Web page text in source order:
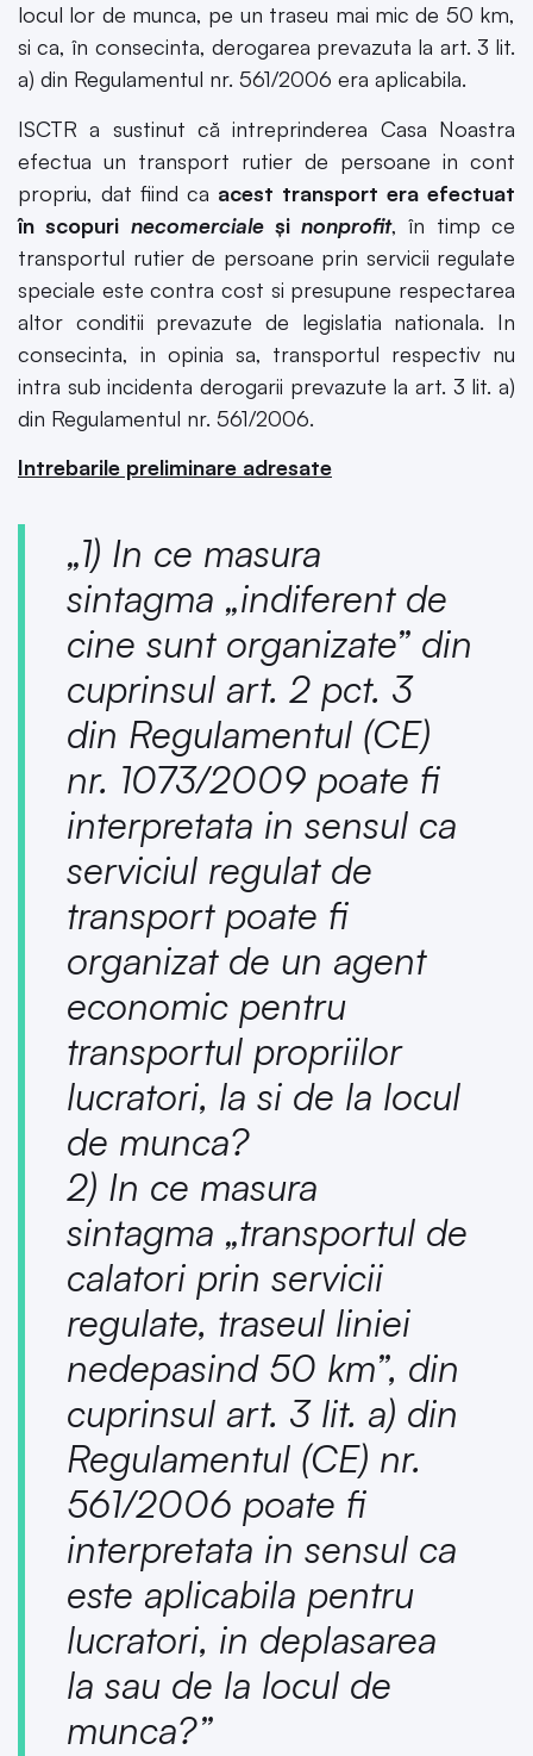
locul lor de munca, pe un traseu mai mic de 50 km,
si ca, în consecinta, derogarea prevazuta la art. 3 lit.
a) din Regulamentul nr. 561/2006 era aplicabila.
ISCTR a sustinut că intreprinderea Casa Noastra
efectua un transport rutier de persoane in cont
propriu, dat fiind ca acest transport era efectuat
în scopuri necomercialeșinonprofit, în timp ce
transportul rutier de persoane prin servicii regulate
speciale este contra cost si presupune respectarea
altor conditii prevazute de legislatia nationala. In
consecinta, in opinia sa, transportul respectiv nu
intra sub incidenta derogarii prevazute la art. 3 lit. a)
din Regulamentul nr. 561/2006.
Intrebarile preliminare adresate
„1) In ce masura
sintagma „indiferent de
cine sunt organizate” din
cuprinsul art. 2 pct. 3
din Regulamentul (CE)
nr. 1073/2009 poate fi
interpretata in sensul ca
serviciul regulat de
transport poate fi
organizat de un agent
economic pentru
transportul propriilor
lucratori, la si de la locul
de munca?
2) In ce masura
sintagma „transportul de
calatori prin servicii
regulate, traseul liniei
nedepasind 50 km”, din
cuprinsul art. 3 lit. a) din
Regulamentul (CE) nr.
561/2006 poate fi
interpretata in sensul ca
este aplicabila pentru
lucratori, in deplasarea
la sau de la locul de
munca?”